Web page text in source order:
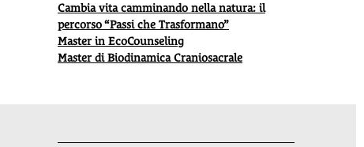
Cambia vita camminando nella natura: il
percorso “Passi che Trasformano”
Master in EcoCounseling
Master di Biodinamica Craniosacrale